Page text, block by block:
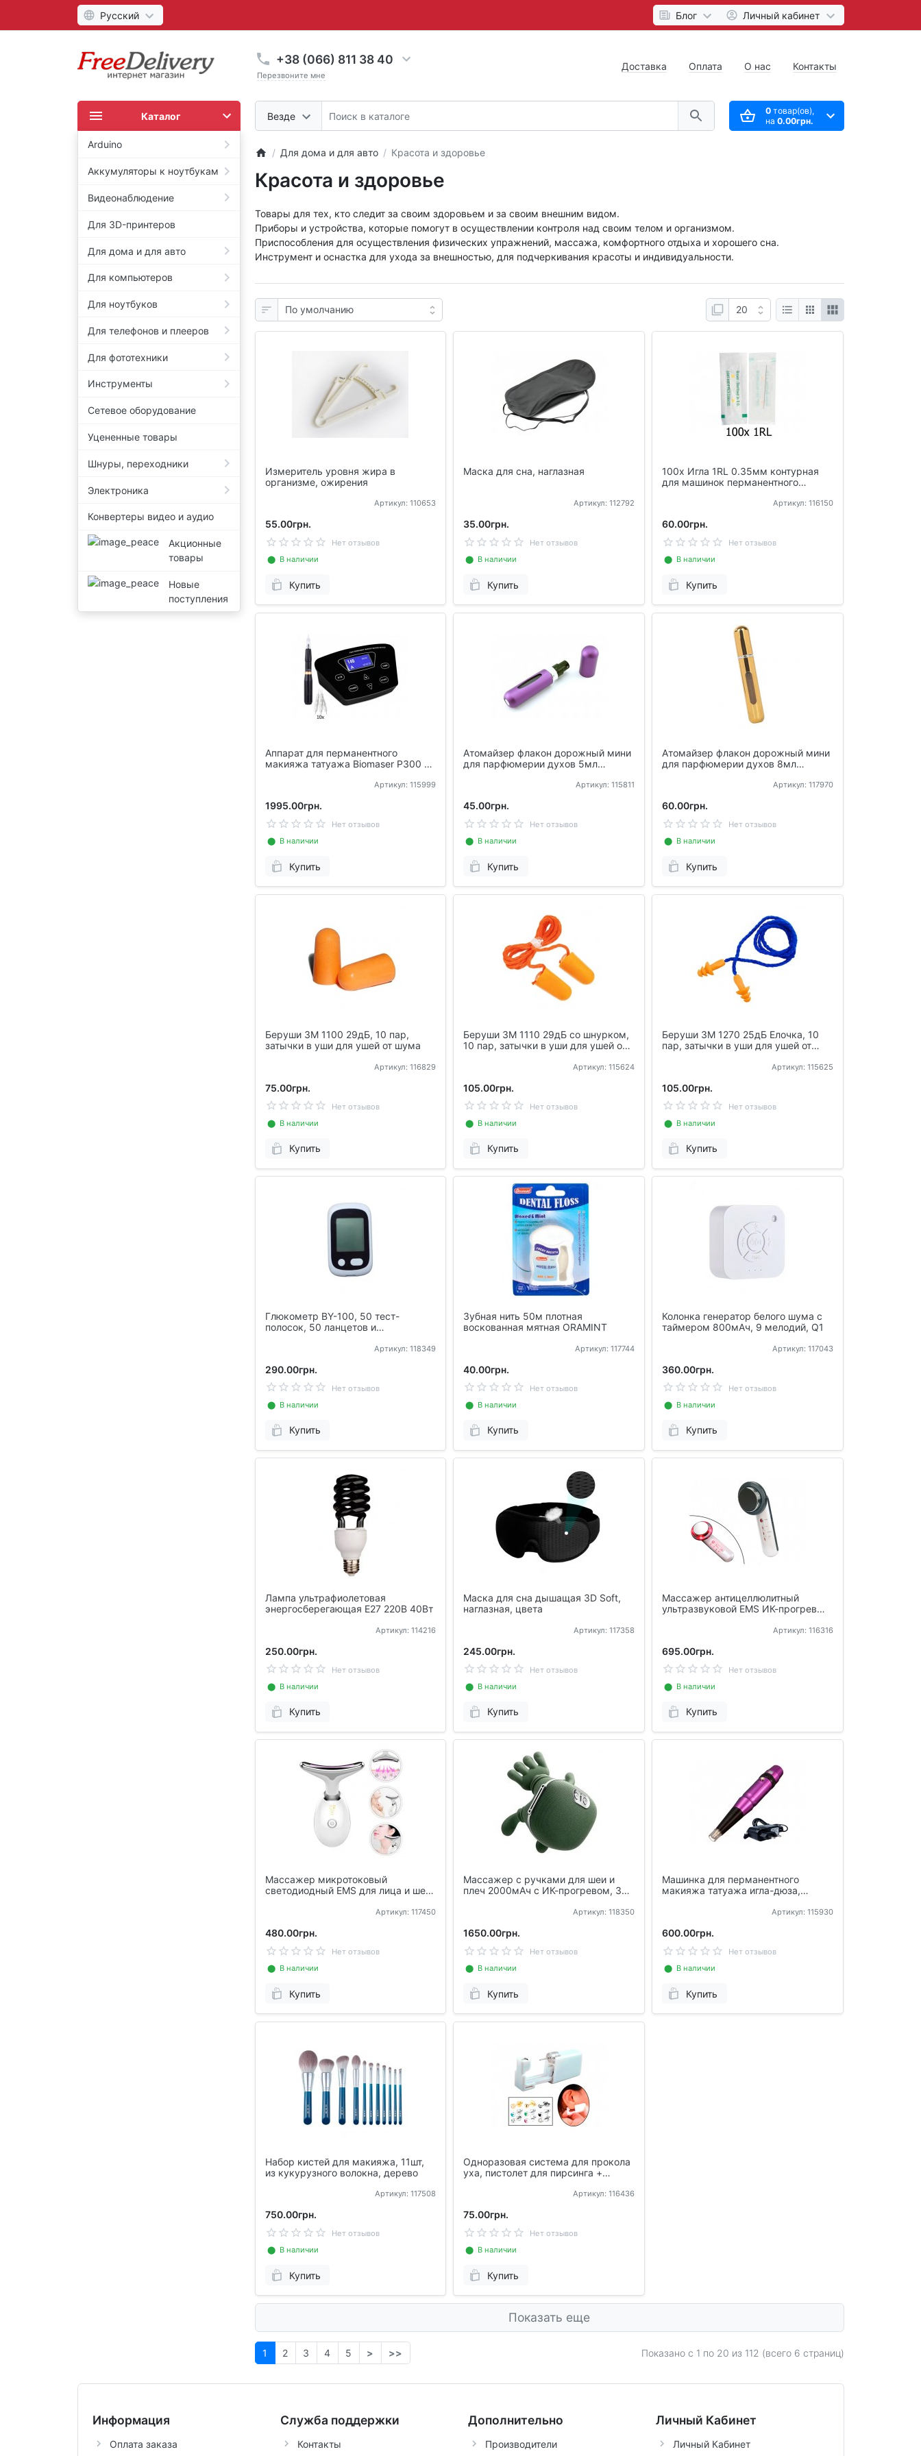
Русский Блог Личный кабинет
+38 (066) 811 38 40
Перезвоните мне
Везде
Доставка Оплата О нас Контакты
0товар(ов),
на 0.00грн.
Каталог
Arduino
Аккумуляторы к ноутбукам
Видеонаблюдение
Для 3D-принтеров
Для дома и для авто
Для компьютеров
Для ноутбуков
Для телефонов и плееров
Для фототехники
Инструменты
Сетевое оборудование
Уцененные товары
Шнуры, переходники
Электроника
Конвертеры видео и аудио
Акционные
товары
Новые
поступления
Для дома и для авто Красота и здоровье
Красота и здоровье
Товары для тех, кто следит за своим здоровьем и за своим внешним видом.
Приборы и устройства, которые помогут в осуществлении контроля над своим телом и организмом.
Приспособления для осуществления физических упражнений, массажа, комфортного отдыха и хорошего сна.
Инструмент и оснастка для ухода за внешностью, для подчеркивания красоты и индивидуальности.
Измеритель уровня жира в
организме, ожирения
Артикул: 110653
55.00грн.
Нет отзывов
⬤ В наличии
Купить
Маска для сна, наглазная
Артикул: 112792
35.00грн.
Нет отзывов
⬤ В наличии
Купить
100x Игла 1RL 0.35мм контурная
для машинок перманентного
Артикул: 116150
60.00грн.
Нет отзывов
⬤ В наличии
Купить
Аппарат для перманентного
макияжа татуажа Biomaser P300 +
Артикул: 115999
1995.00грн.
Нет отзывов
⬤ В наличии
Купить
Атомайзер флакон дорожный мини
для парфюмерии духов 5мл
Артикул: 115811
45.00грн.
Нет отзывов
⬤ В наличии
Купить
Атомайзер флакон дорожный мини
для парфюмерии духов 8мл
Артикул: 117970
60.00грн.
Нет отзывов
⬤ В наличии
Купить
Беруши 3M 1100 29дБ, 10 пар,
затычки в уши для ушей от шума
Артикул: 116829
75.00грн.
Нет отзывов
⬤ В наличии
Купить
Беруши 3M 1110 29дБ со шнурком,
10 пар, затычки в уши для ушей от
Артикул: 115624
105.00грн.
Нет отзывов
⬤ В наличии
Купить
Беруши 3M 1270 25дБ Елочка, 10
пар, затычки в уши для ушей от
Артикул: 115625
105.00грн.
Нет отзывов
⬤ В наличии
Купить
Глюкометр BY-100, 50 тест-
полосок, 50 ланцетов и
Артикул: 118349
290.00грн.
Нет отзывов
⬤ В наличии
Купить
Зубная нить 50м плотная
воскованная мятная ORAMINT
Артикул: 117744
40.00грн.
Нет отзывов
⬤ В наличии
Купить
Колонка генератор белого шума с
таймером 800мАч, 9 мелодий, Q1
Артикул: 117043
360.00грн.
Нет отзывов
⬤ В наличии
Купить
Лампа ультрафиолетовая
энергосберегающая E27 220В 40Вт
Артикул: 114216
250.00грн.
Нет отзывов
⬤ В наличии
Купить
Маска для сна дышащая 3D Soft,
наглазная, цвета
Артикул: 117358
245.00грн.
Нет отзывов
⬤ В наличии
Купить
Массажер антицеллюлитный
ультразвуковой EMS ИК-прогрев
Артикул: 116316
695.00грн.
Нет отзывов
⬤ В наличии
Купить
Массажер микротоковый
светодиодный EMS для лица и шеи,
Артикул: 117450
480.00грн.
Нет отзывов
⬤ В наличии
Купить
Массажер с ручками для шеи и
плеч 2000мАч с ИК-прогревом, 3
Артикул: 118350
1650.00грн.
Нет отзывов
⬤ В наличии
Купить
Машинка для перманентного
макияжа татуажа игла-дюза,
Артикул: 115930
600.00грн.
Нет отзывов
⬤ В наличии
Купить
Набор кистей для макияжа, 11шт,
из кукурузного волокна, дерево
Артикул: 117508
750.00грн.
Нет отзывов
⬤ В наличии
Купить
Одноразовая система для прокола
уха, пистолет для пирсинга +
Артикул: 116436
75.00грн.
Нет отзывов
⬤ В наличии
Купить
Показать еще
Показано с 1 по 20 из 112 (всего 6 страниц)
1 2 3 4 5 > >>
Информация
Оплата заказа
Служба поддержки
Контакты
Дополнительно
Производители
Личный Кабинет
Личный Кабинет